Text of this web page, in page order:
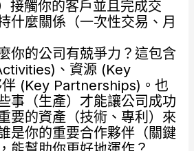
接觸你的客戶並且完成交
什麼關係（一次性交易、月
你的公司有兢爭力？這包含
、資源 (Key
(Key Partnerships)。也
事（生產）才能讓公司成功
要的資產（技術、專利）來
是你的重要合作夥伴（關鍵